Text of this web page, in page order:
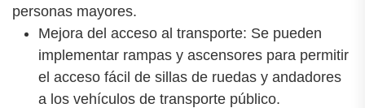
personas mayores.
Mejora del acceso al transporte: Se pueden
implementar rampas y ascensores para permitir
el acceso fácil de sillas de ruedas y andadores
a los vehículos de transporte público.